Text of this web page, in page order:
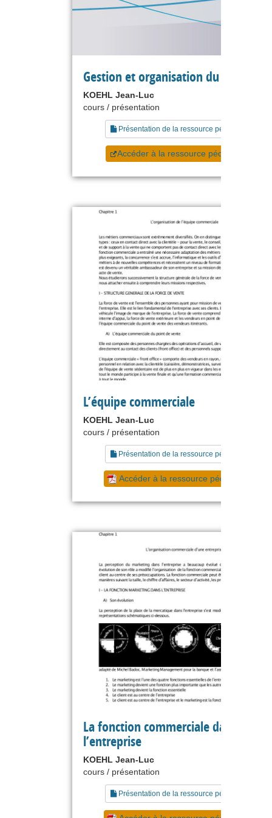
Gestion et organisation du
KOEHL Jean-Luc
cours / présentation
Présentation de la ressource pédagogique
Accéder à la ressource pédagogique
L’équipe commerciale
KOEHL Jean-Luc
cours / présentation
Présentation de la ressource pédagogique
Accéder à la ressource pédagogique
La fonction commerciale dans
l’entreprise
KOEHL Jean-Luc
cours / présentation
Présentation de la ressource pédagogique